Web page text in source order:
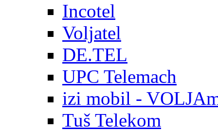
Incotel
Voljatel
DE.TEL
UPC Telemach
izi mobil -
Tuš Telekom